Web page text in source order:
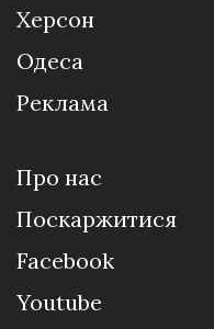
Херсон
Одеса
Реклама
Про нас
Поскаржитися
Facebook
Youtube